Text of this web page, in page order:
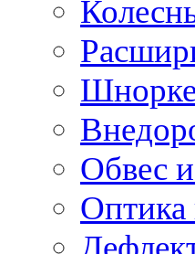
Обвес
Оптика